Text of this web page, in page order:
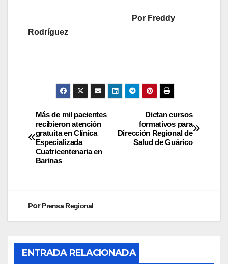
Por Freddy
Rodríguez
Dictan cursos
formativos para
Dirección Regional de
Salud de Guárico
Más de mil pacientes
recibieron atención
gratuita en Clínica
Especializada
Cuatricentenaria en
Barinas
PorPrensa Regional
ENTRADA RELACIONADA